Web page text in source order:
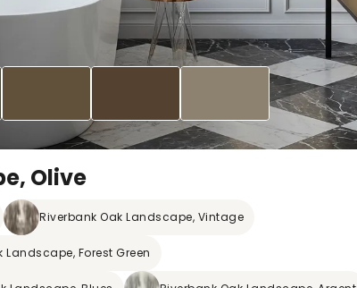
Olive
Riverbank Oak Landscape, Vintage
Landscape, Forest Green